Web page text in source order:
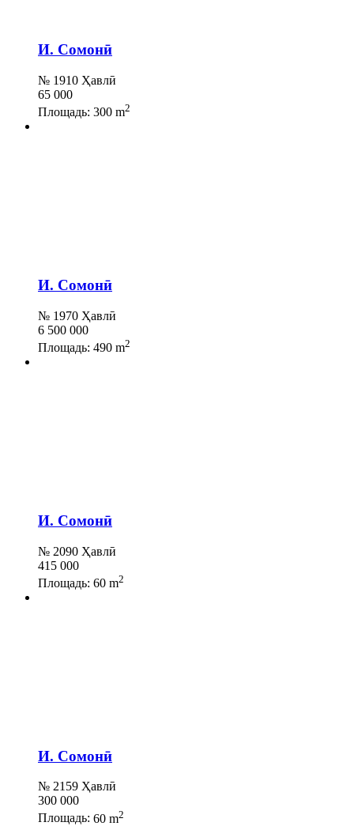
И. Сомонӣ
№ 1910 Ҳавлӣ
65 000
Площадь: 300 m2
И. Сомонӣ
№ 1970 Ҳавлӣ
6 500 000
Площадь: 490 m2
И. Сомонӣ
№ 2090 Ҳавлӣ
415 000
Площадь: 60 m2
И. Сомонӣ
№ 2159 Ҳавлӣ
300 000
Площадь: 60 m2